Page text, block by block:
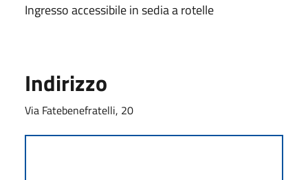
Ingresso accessibile in sedia a rotelle
Indirizzo
Via Fatebenefratelli, 20